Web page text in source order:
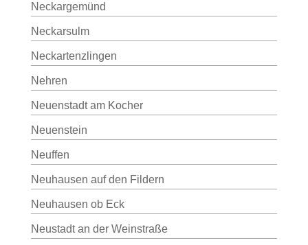
Neckargemünd
Neckarsulm
Neckartenzlingen
Nehren
Neuenstadt am Kocher
Neuenstein
Neuffen
Neuhausen auf den Fildern
Neuhausen ob Eck
Neustadt an der Weinstraße